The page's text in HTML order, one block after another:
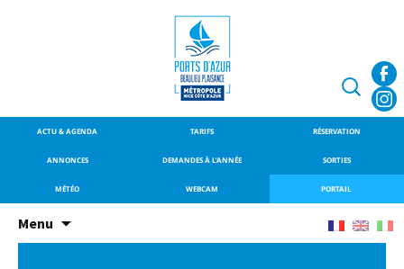
Port de Beaulieu-
sur-Mer
SITE OFFICIEL DU PORT DE
BEAULIEU-SUR-MER
ACTU & AGENDA TARIFS RÉSERVATION
ANNONCES DEMANDES À L’ANNÉE SORTIES
MÉTÉO WEBCAM PORTAIL
Menu